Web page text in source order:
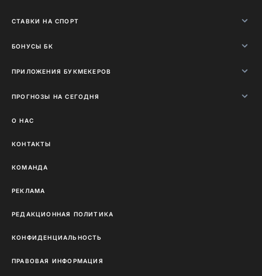
СТАВКИ НА СПОРТ
БОНУСЫ БК
ПРИЛОЖЕНИЯ БУКМЕКЕРОВ
ПРОГНОЗЫ НА СЕГОДНЯ
О НАС
КОНТАКТЫ
КОМАНДА
РЕКЛАМА
РЕДАКЦИОННАЯ ПОЛИТИКА
КОНФИДЕНЦИАЛЬНОСТЬ
ПРАВОВАЯ ИНФОРМАЦИЯ